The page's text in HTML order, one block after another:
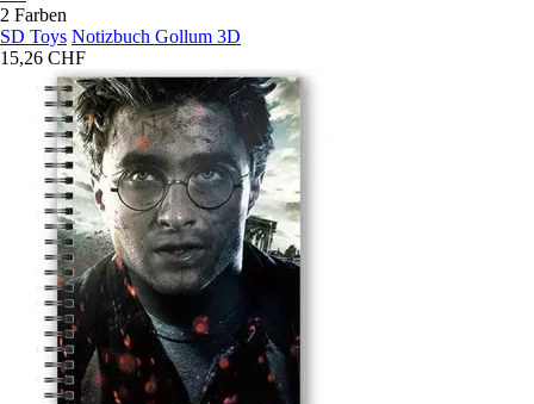
2 Farben
SD Toys Notizbuch Gollum 3D
15,26 CHF